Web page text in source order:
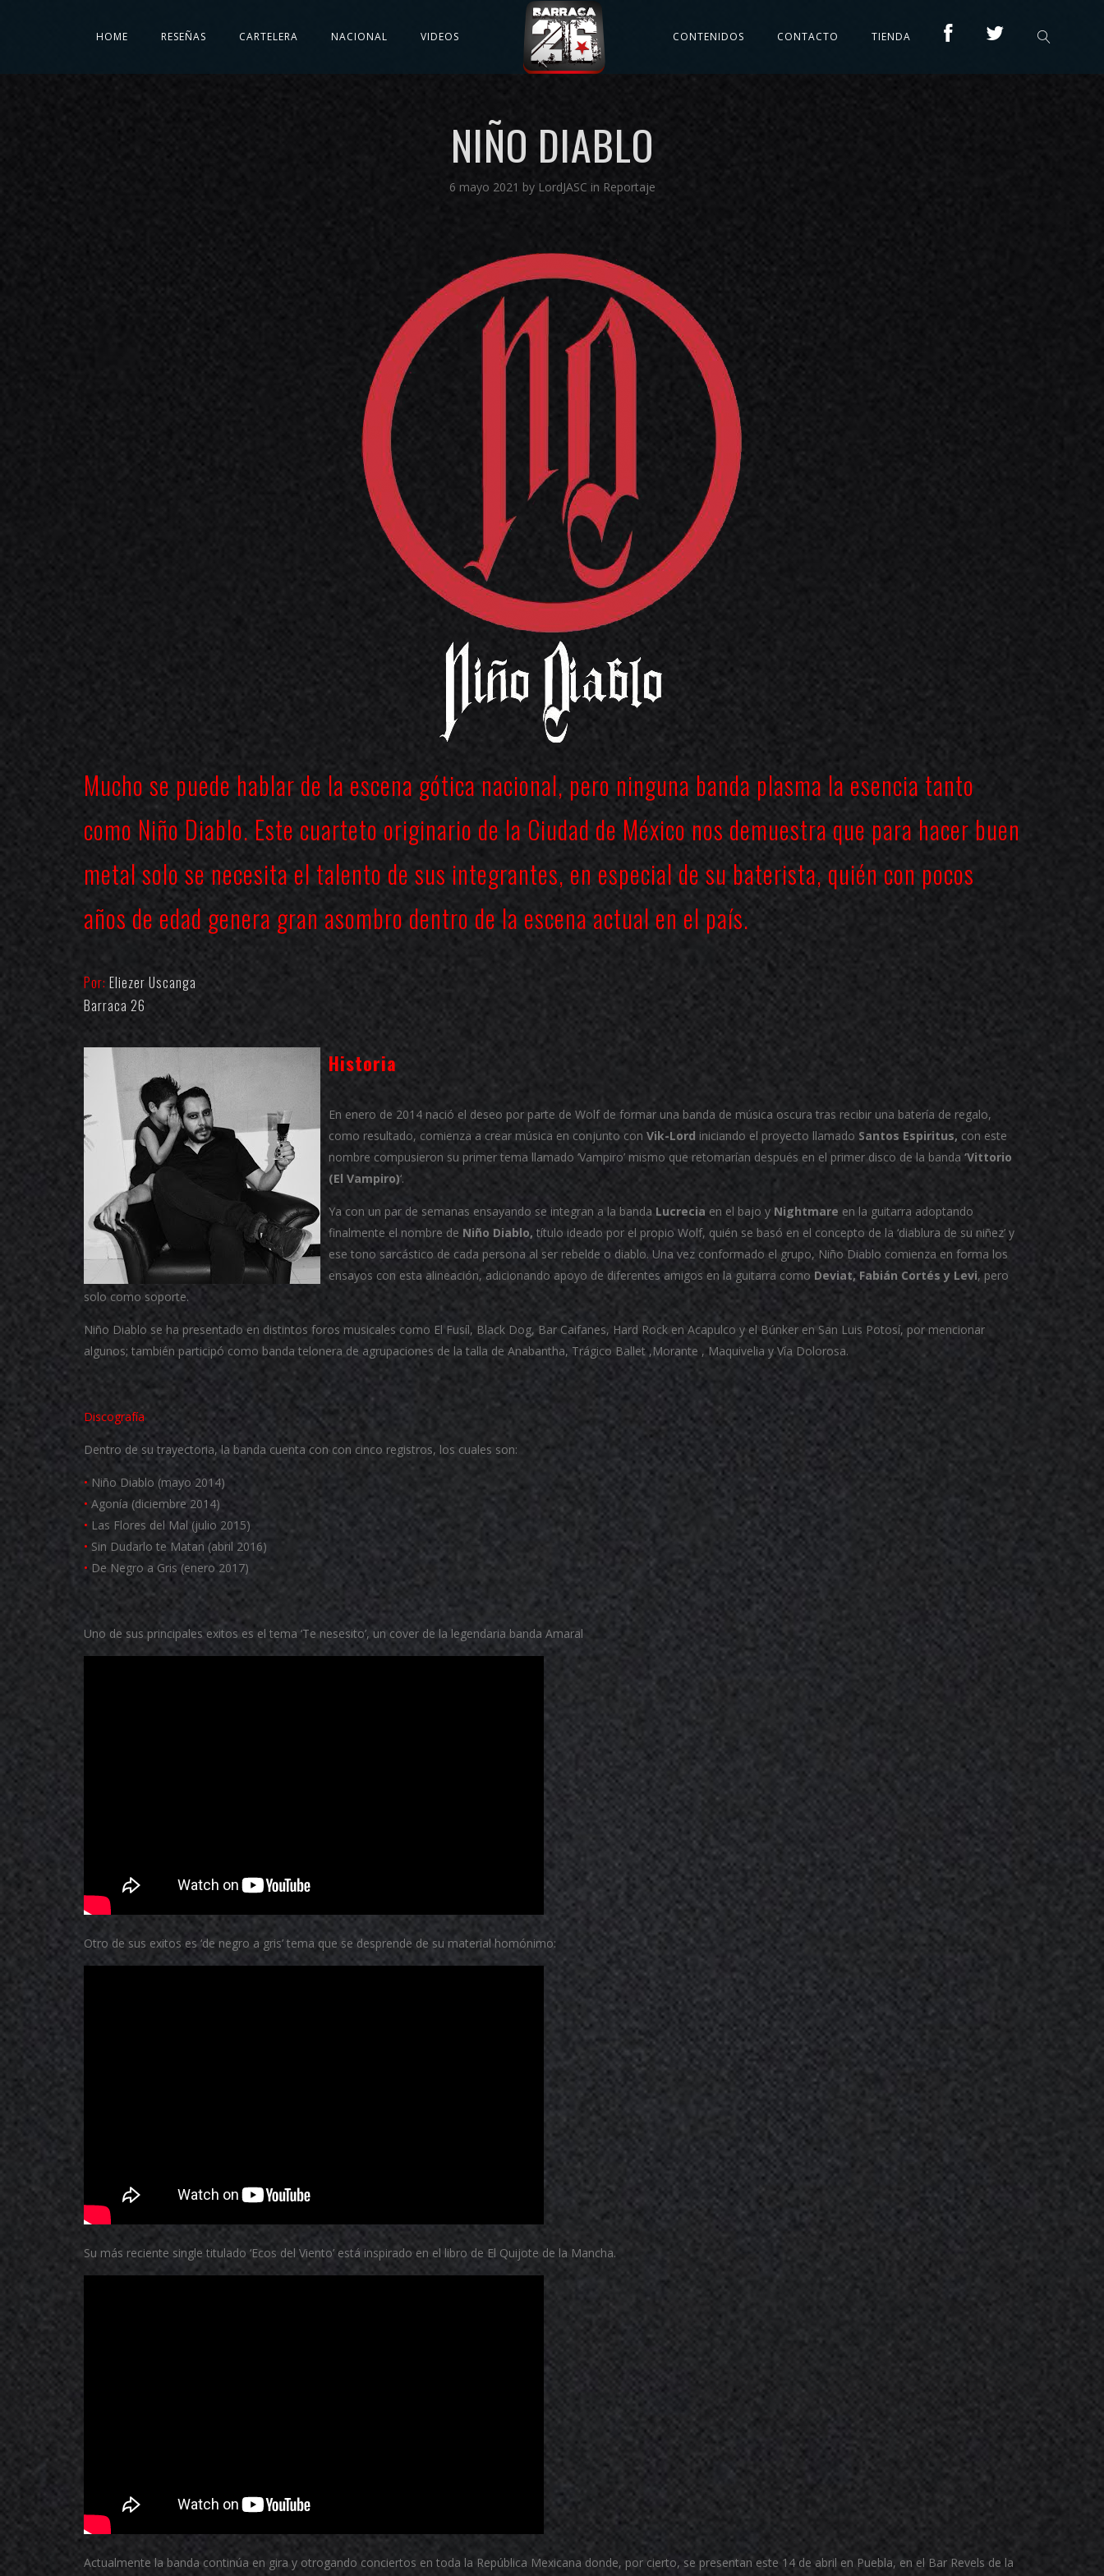
HOME RESEÑAS CARTELERA NACIONAL VIDEOS CONTENIDOS CONTACTO TIENDA
NIÑO DIABLO
6 mayo 2021 by LordJASC in Reportaje
Mucho se puede hablar de la escena gótica nacional, pero ninguna banda plasma la esencia tanto
como Niño Diablo. Este cuarteto originario de la Ciudad de México nos demuestra que para hacer buen
metal solo se necesita el talento de sus integrantes, en especial de su baterista, quién con pocos
años de edad genera gran asombro dentro de la escena actual en el país.
Por: Eliezer Uscanga
Barraca 26
Historia
En enero de 2014 nació el deseo por parte de Wolf de formar una banda de música oscura tras recibir una batería de regalo,
como resultado, comienza a crear música en conjunto con Vik-Lord iniciando el proyecto llamado Santos Espiritus, con este
nombre compusieron su primer tema llamado ‘Vampiro’ mismo que retomarían después en el primer disco de la banda ‘Vittorio
(El Vampiro)‘.
Ya con un par de semanas ensayando se integran a la banda Lucrecia en el bajo y Nightmare en la guitarra adoptando
finalmente el nombre de Niño Diablo, título ideado por el propio Wolf, quién se basó en el concepto de la ‘diablura de su niñez’ y
ese tono sarcástico de cada persona al ser rebelde o diablo. Una vez conformado el grupo, Niño Diablo comienza en forma los
ensayos con esta alineación, adicionando apoyo de diferentes amigos en la guitarra como Deviat, Fabián Cortés y Levi, pero
solo como soporte.
Niño Diablo se ha presentado en distintos foros musicales como El Fusíl, Black Dog, Bar Caifanes, Hard Rock en Acapulco y el Búnker en San Luis Potosí, por mencionar
algunos; también participó como banda telonera de agrupaciones de la talla de Anabantha, Trágico Ballet ,Morante , Maquivelia y Vía Dolorosa.
Discografía
Dentro de su trayectoria, la banda cuenta con con cinco registros, los cuales son:
•Niño Diablo (mayo 2014)
• Agonía (diciembre 2014)
• Las Flores del Mal (julio 2015)
• Sin Dudarlo te Matan (abril 2016)
• De Negro a Gris (enero 2017)
Uno de sus principales exitos es el tema ‘Te nesesito’, un cover de la legendaria banda Amaral
Otro de sus exitos es ‘de negro a gris’ tema que se desprende de su material homónimo:
Su más reciente single titulado ‘Ecos del Viento’ está inspirado en el libro de El Quijote de la Mancha.
Actualmente la banda continúa en gira y otrogando conciertos en toda la República Mexicana donde, por cierto, se presentan este 14 de abril en Puebla, en el Bar Revels de la